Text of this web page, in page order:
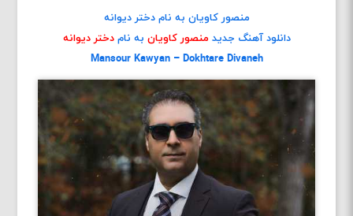
منصور کاویان به نام دختر دیوانه
دانلود آهنگ جدید منصور کاویان به نامدختر دیوانه
Mansour Kawyan – Dokhtare Divaneh